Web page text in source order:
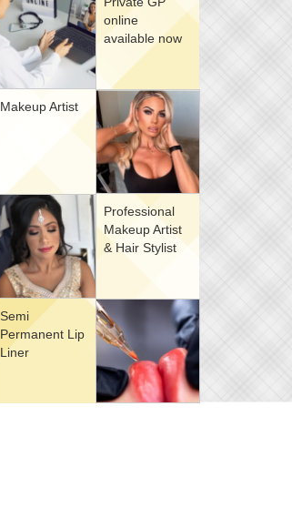
online
available now
Makeup Artist
Professional
Makeup Artist
& Hair Stylist
Semi
Permanent Lip
Liner